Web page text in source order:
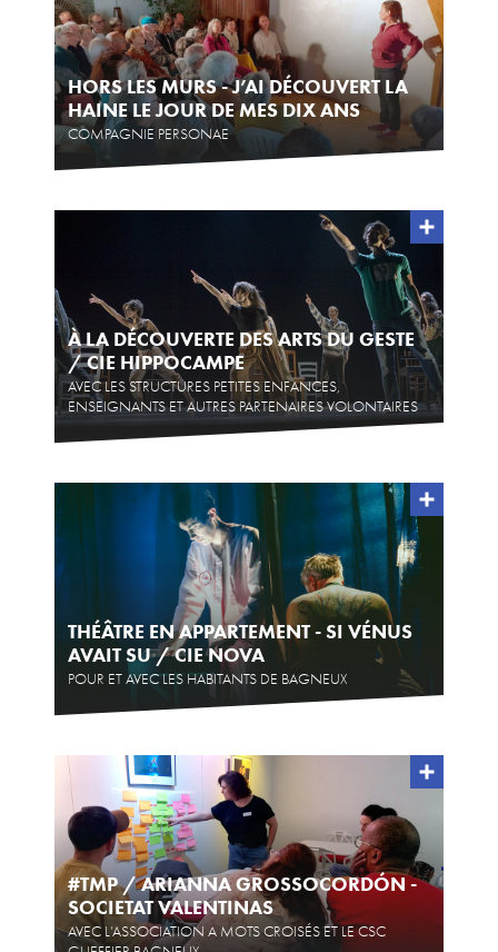
HORS LES MURS - J’AI DÉCOUVERT LA
HAINE LE JOUR DE MES DIX ANS
COMPAGNIE PERSONAE
À LA DÉCOUVERTE DES ARTS DU GESTE
/ CIE HIPPOCAMPE
AVEC LES STRUCTURES PETITES ENFANCES,
ENSEIGNANTS ET AUTRES PARTENAIRES VOLONTAIRES
THÉÂTRE EN APPARTEMENT - SI VÉNUS
AVAIT SU / CIE NOVA
POUR ET AVEC LES HABITANTS DE BAGNEUX
#TMP / ARIANNA GROSSOCORDÓN -
SOCIETAT VALENTINAS
AVEC L’ASSOCIATION A MOTS CROISÉS ET LE CSC